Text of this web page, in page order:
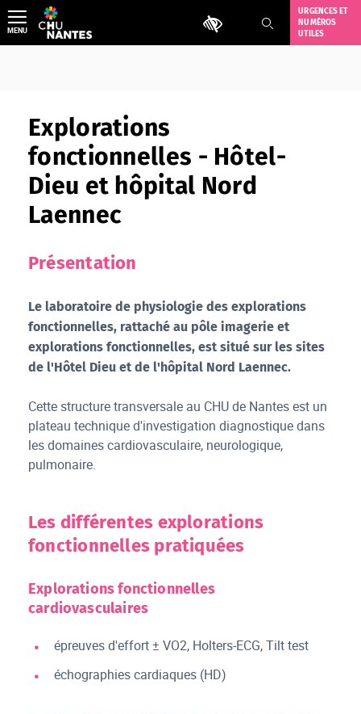
Aller
au
contenu
Outils d'accessibilité
URGENCES ET
NUMÉROS
UTILES
MENU
Explorations
fonctionnelles - Hôtel-
Dieu et hôpital Nord
Laennec
Présentation
Le laboratoire de physiologie des explorations
fonctionnelles, rattaché au pôle imagerie et
explorations fonctionnelles, est situé sur les sites
de l'Hôtel Dieu et de l'hôpital Nord Laennec.
Cette structure transversale au CHU de Nantes est un
plateau technique d'investigation diagnostique dans
les domaines cardiovasculaire, neurologique,
pulmonaire.
Les différentes explorations
fonctionnelles pratiquées
Explorations fonctionnelles
cardiovasculaires
épreuves d'effort ± VO2, Holters-ECG, Tilt test
échographies cardiaques (HD)